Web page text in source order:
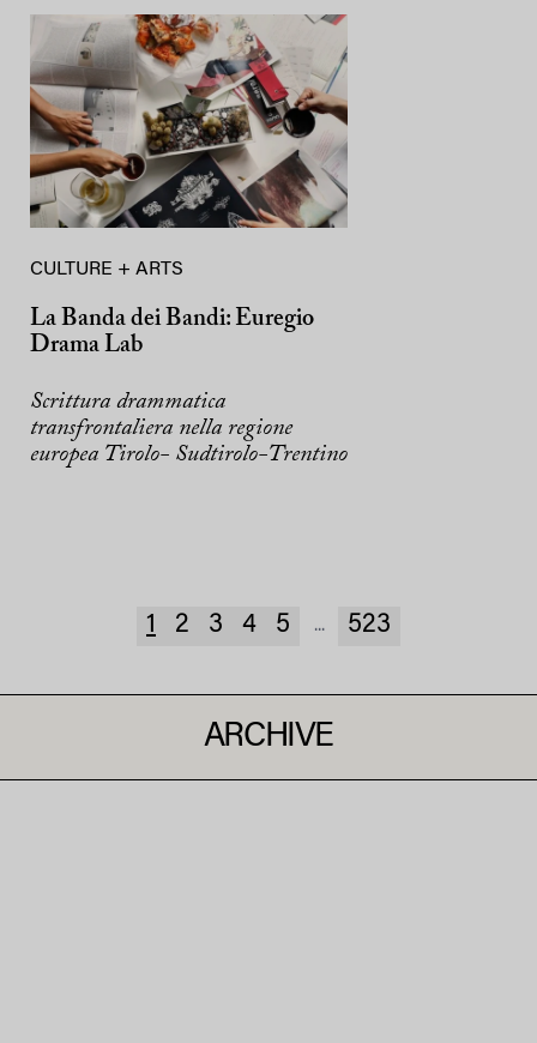
CULTURE + ARTS
La Banda dei Bandi: Euregio
Drama Lab
Scrittura drammatica
transfrontaliera nella regione
europea Tirolo- Sudtirolo-Trentino
1 2 3 4 5 ... 523
ARCHIVE